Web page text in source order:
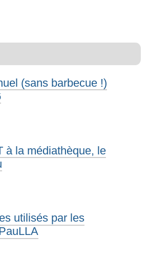
(sans barbecue !)
à la médiathèque, le
utilisés par les